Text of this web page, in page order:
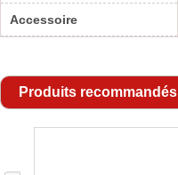
Accessoire
Produits recommandés